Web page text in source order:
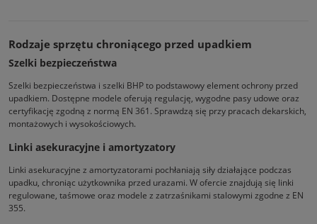
Rodzaje sprzętu chroniącego przed upadkiem
Szelki bezpieczeństwa
Szelki bezpieczeństwa i szelki BHP to podstawowy element ochrony przed
upadkiem. Dostępne modele oferują regulację, wygodne pasy udowe oraz
certyfikację zgodną z normą EN 361. Sprawdzą się przy pracach dekarskich,
montażowych i wysokościowych.
Linki asekuracyjne i amortyzatory
Linki asekuracyjne z amortyzatorami pochłaniają siły działające podczas
upadku, chroniąc użytkownika przed urazami. W ofercie znajdują się linki
regulowane, taśmowe oraz modele z zatrzaśnikami stalowymi zgodne z EN
355.